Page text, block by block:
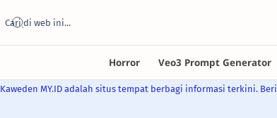
Kaweden MY.ID adalah situs tempat berbagi informasi terkini.